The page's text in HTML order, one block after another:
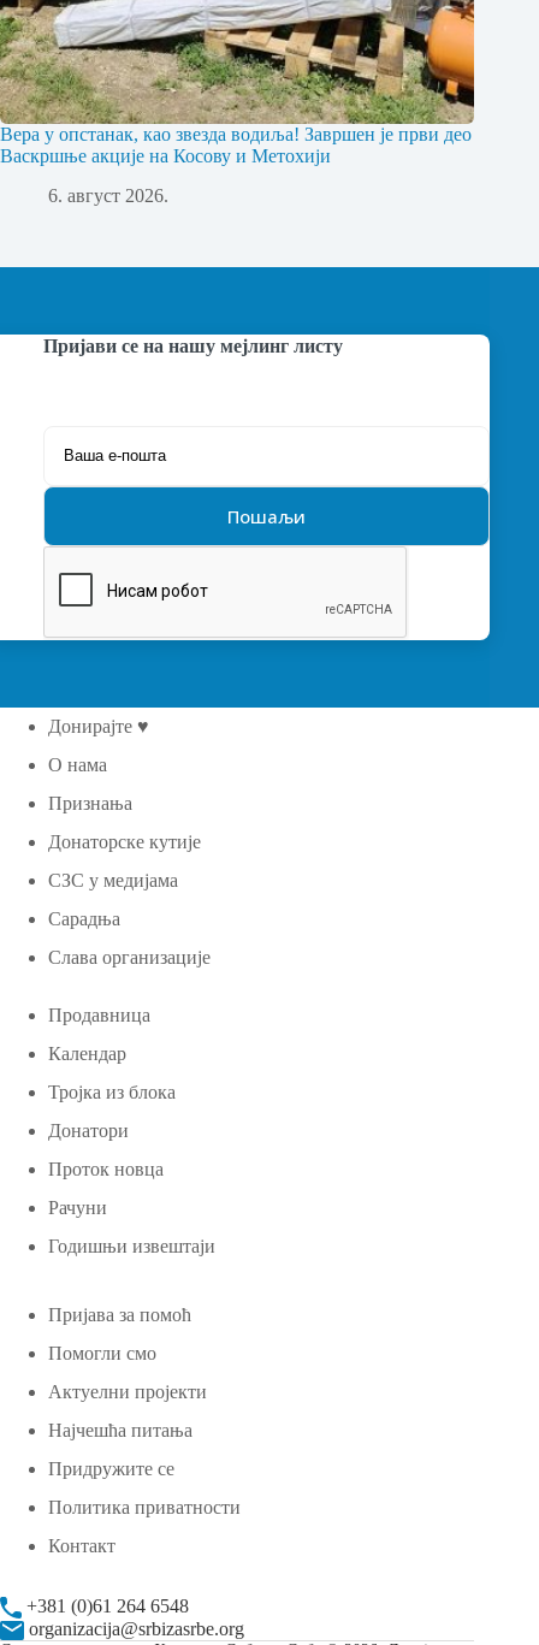
Вера у опстанак, као звезда водиља! Завршен је први део
Васкршње акције на Косову и Метохији
6. август 2026.
Пријави се на нашу мејлинг листу
Донирајте ♥
О нама
Признања
Донаторске кутије
СЗС у медијама
Сарадња
Слава организације
Продавница
Календар
Тројка из блока
Донатори
Проток новца
Рачуни
Годишњи извештаји
Пријава за помоћ
Помогли смо
Актуелни пројекти
Најчешћа питања
Придружите се
Политика приватности
Контакт
+381 (0)61 264 6548
organizacija@srbizasrbe.org